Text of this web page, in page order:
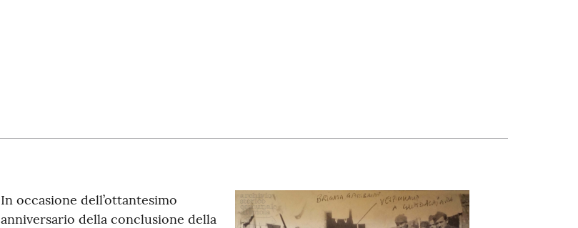
In occasione dell’ottantesimo
anniversario della conclusione della